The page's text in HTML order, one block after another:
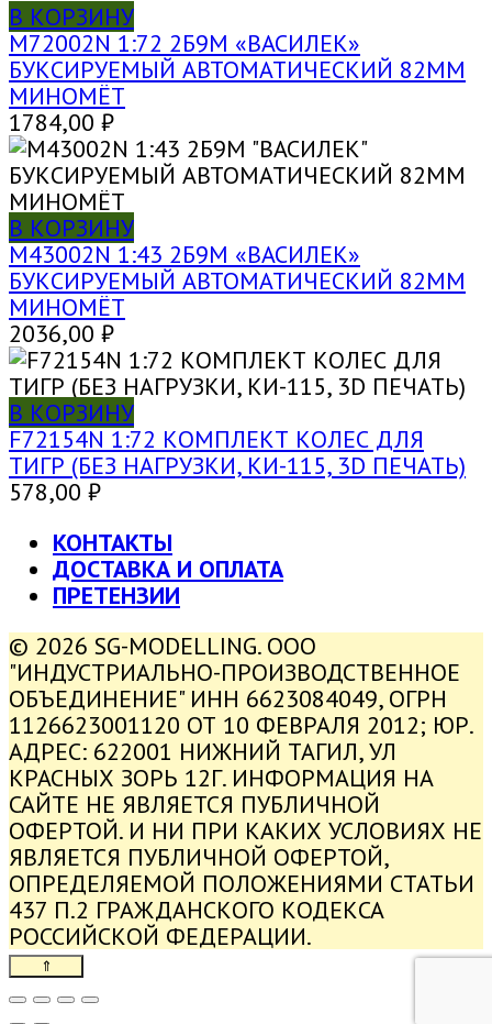
В КОРЗИНУ
M72002N 1:72 2Б9М «ВАСИЛЕК»
БУКСИРУЕМЫЙ АВТОМАТИЧЕСКИЙ 82ММ
МИНОМЁТ
1784,00 ₽
В КОРЗИНУ
M43002N 1:43 2Б9М «ВАСИЛЕК»
БУКСИРУЕМЫЙ АВТОМАТИЧЕСКИЙ 82ММ
МИНОМЁТ
2036,00 ₽
В КОРЗИНУ
F72154N 1:72 КОМПЛЕКТ КОЛЕС ДЛЯ
ТИГР (БЕЗ НАГРУЗКИ, КИ-115, 3D ПЕЧАТЬ)
578,00 ₽
КОНТАКТЫ
ДОСТАВКА И ОПЛАТА
ПРЕТЕНЗИИ
© 2026 SG-MODELLING. ООО
"ИНДУСТРИАЛЬНО-ПРОИЗВОДСТВЕННОЕ
ОБЪЕДИНЕНИЕ" ИНН 6623084049, ОГРН
1126623001120 ОТ 10 ФЕВРАЛЯ 2012; ЮР.
АДРЕС: 622001 НИЖНИЙ ТАГИЛ, УЛ
КРАСНЫХ ЗОРЬ 12Г. ИНФОРМАЦИЯ НА
САЙТЕ НЕ ЯВЛЯЕТСЯ ПУБЛИЧНОЙ
ОФЕРТОЙ. И НИ ПРИ КАКИХ УСЛОВИЯХ НЕ
ЯВЛЯЕТСЯ ПУБЛИЧНОЙ ОФЕРТОЙ,
ОПРЕДЕЛЯЕМОЙ ПОЛОЖЕНИЯМИ СТАТЬИ
437 П.2 ГРАЖДАНСКОГО КОДЕКСА
РОССИЙСКОЙ ФЕДЕРАЦИИ.